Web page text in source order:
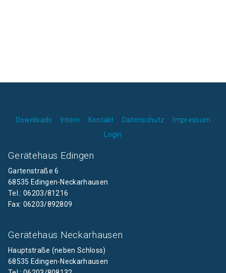
Downloads Intern Kontakt Datenschutz
Impressum
Login
Gerätehaus Edingen
Gartenstraße 6
68535 Edingen-Neckarhausen
Tel.: 06203/81216
Fax: 06203/892809
Gerätehaus Neckarhausen
Hauptstraße (neben Schloss)
68535 Edingen-Neckarhausen